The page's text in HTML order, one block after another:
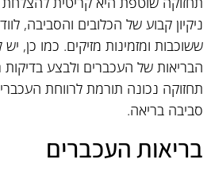
ניקיון קבוע של הכלובים והסביבה,
ששוכבות ומזמינות מזיקים. כמו כן,
הבריאות של העכברים ולבצע בדיקות
תחזוקה נכונה תורמת לרווחת
סביבה בריאה.
בריאות העכברים